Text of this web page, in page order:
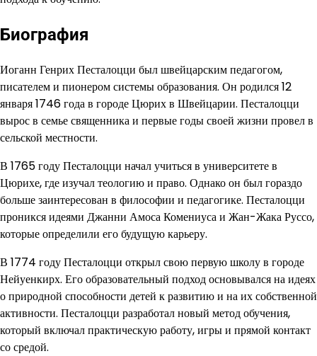
Биография
Иоганн Генрих Песталоцци был швейцарским педагогом,
писателем и пионером системы образования. Он родился 12
января 1746 года в городе Цюрих в Швейцарии. Песталоцци
вырос в семье священника и первые годы своей жизни провел в
сельской местности.
В 1765 году Песталоцци начал учиться в университете в
Цюрихе, где изучал теологию и право. Однако он был гораздо
больше заинтересован в философии и педагогике. Песталоцци
проникся идеями Джанни Амоса Комениуса и Жан-Жака Руссо,
которые определили его будущую карьеру.
В 1774 году Песталоцци открыл свою первую школу в городе
Нейуенкирх. Его образовательный подход основывался на идеях
о природной способности детей к развитию и на их собственной
активности. Песталоцци разработал новый метод обучения,
который включал практическую работу, игры и прямой контакт
со средой.